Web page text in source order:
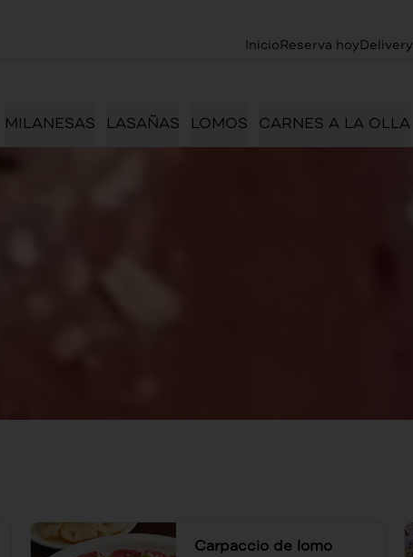
InicioReserva hoyDelivery
MILANESAS LASAÑAS LOMOS CARNES A LA OLLA
Carpaccio de lomo